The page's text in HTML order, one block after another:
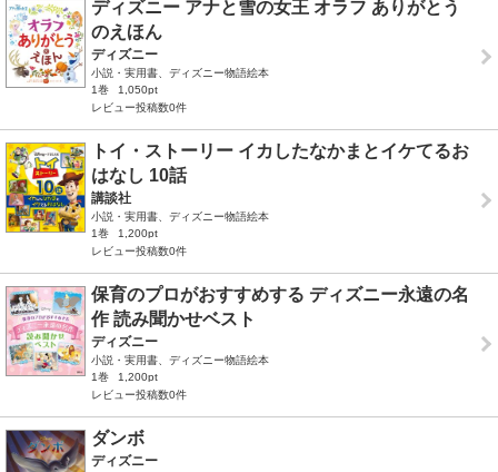
ディズニー アナと雪の女王 オラフ ありがとう
のえほん
ディズニー
小説・実用書、ディズニー物語絵本
1巻
1,050pt
レビュー投稿数0件
トイ・ストーリー イカしたなかまとイケてるお
はなし 10話
講談社
小説・実用書、ディズニー物語絵本
1巻
1,200pt
レビュー投稿数0件
保育のプロがおすすめする ディズニー永遠の名
作 読み聞かせベスト
ディズニー
小説・実用書、ディズニー物語絵本
1巻
1,200pt
レビュー投稿数0件
ダンボ
ディズニー